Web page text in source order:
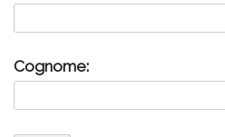
Cognome: